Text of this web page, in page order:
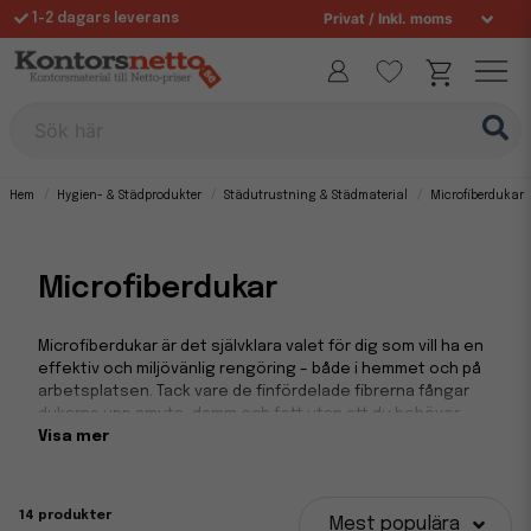
1-2 dagars leverans
Fri frakt över 995 kr
Hem Hygien- & Städprodukter Städutrustning & Städmaterial Microfiberdukar
Microfiberdukar
Microfiberdukar är det självklara valet för dig som vill ha en
effektiv och miljövänlig rengöring – både i hemmet och på
arbetsplatsen. Tack vare de finfördelade fibrerna fångar
dukarna upp smuts, damm och fett utan att du behöver
använda starka rengöringsmedel. På Kontorsnetto hittar
Visa mer
14 produkter Mest populära